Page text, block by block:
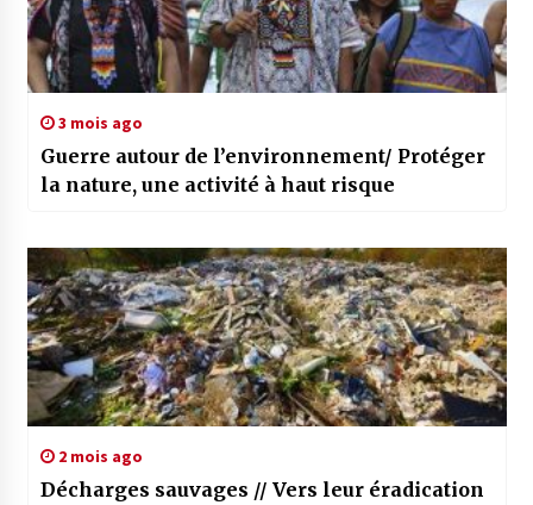
3 mois ago
Guerre autour de l’environnement/ Protéger
la nature, une activité à haut risque
2 mois ago
Décharges sauvages // Vers leur éradication